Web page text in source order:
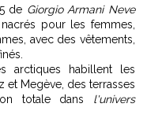
de Giorgio Armani Neve
pour les femmes,
avec des vêtements,
arctiques habillent les
et Megève, des terrasses
totale dans l'univers